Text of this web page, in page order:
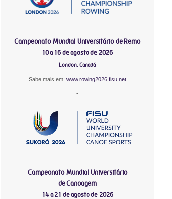
Campeonato Mundial Universitário de Remo
10 a 16 de agosto de 2026
London, Canadá
Sabe mais em: www.rowing2026.fisu.net
-
Campeonato Mundial Universitário
de Canoagem
14 a 21 de agosto de 2026